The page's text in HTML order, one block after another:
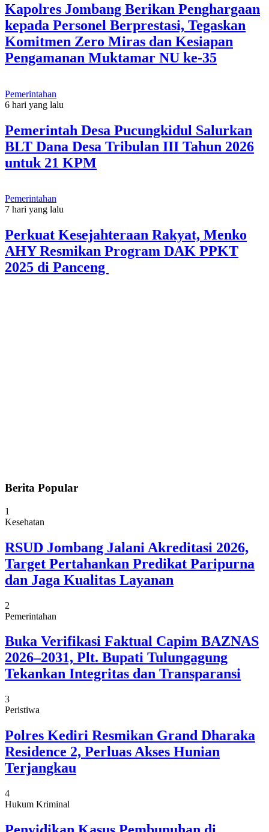
Kapolres Jombang Berikan Penghargaan
kepada Personel Berprestasi, Tegaskan
Komitmen Zero Miras dan Kesiapan
Pengamanan Muktamar NU ke-35
Pemerintahan
6 hari yang lalu
Pemerintah Desa Pucungkidul Salurkan
BLT Dana Desa Tribulan III Tahun 2026
untuk 21 KPM
Pemerintahan
7 hari yang lalu
Perkuat Kesejahteraan Rakyat, Menko
AHY Resmikan Program DAK PPKT
2025 di Panceng
Berita Popular
1
Kesehatan
RSUD Jombang Jalani Akreditasi 2026,
Target Pertahankan Predikat Paripurna
dan Jaga Kualitas Layanan
2
Pemerintahan
Buka Verifikasi Faktual Capim BAZNAS
2026–2031, Plt. Bupati Tulungagung
Tekankan Integritas dan Transparansi
3
Peristiwa
Polres Kediri Resmikan Grand Dharaka
Residence 2, Perluas Akses Hunian
Terjangkau
4
Hukum Kriminal